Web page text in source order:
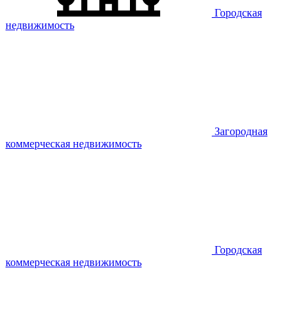
Городская
недвижимость
Загородная
коммерческая недвижимость
Городская
коммерческая недвижимость